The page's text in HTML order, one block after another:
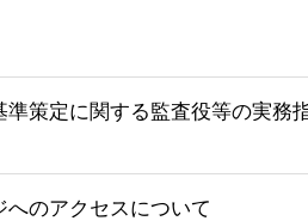
策定に関する監査役等の実務
へのアクセスについて